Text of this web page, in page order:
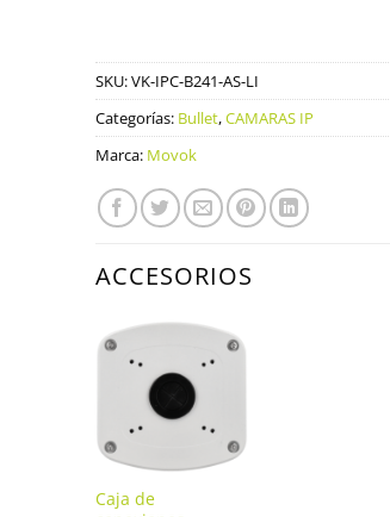
SKU:VK-IPC-B241-AS-LI
Categorías: Bullet,CAMARAS IP
Marca: Movok
ACCESORIOS
Caja de